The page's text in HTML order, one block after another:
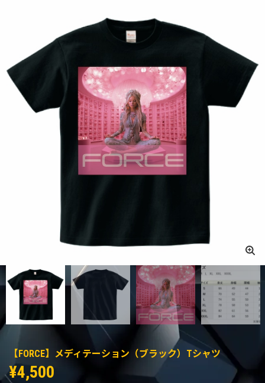
【FORCE】メディテーション（ブラック）Tシャツ
¥4,500